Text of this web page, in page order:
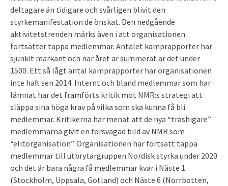
deltagare än tidigare och svårligen blivit den
styrkemanifestation de önskat. Den nedgående
aktivitetstrenden märks även i att organisationen
fortsätter tappa medlemmar. Antalet kamprapporter har
sjunkit markant och när året är summerat är det under
1500. Ett så lågt antal kamprapporter har organisationen
inte haft sen 2014. Internt och bland medlemmar som har
lämnat har det framförts kritik mot NMR:s strategi att
släppa sina höga krav på vilka som ska kunna få bli
medlemmar. Kritikerna har menat att de nya “trashigare”
medlemmarna givit en försvagad bild av NMR som
“elitorganisation”. Organisationen har fortsatt tappa
medlemmar till utbrytargruppen Nordisk styrka under 2020
och det är bara några få medlemmar kvar i Näste 1
(Stockholm, Uppsala, Gotland) och Näste 6 (Norrbotten,